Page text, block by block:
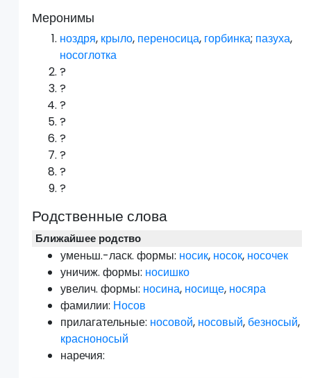
Меронимы
ноздря, крыло, переносица, горбинка; пазуха,
носоглотка
?
?
?
?
?
?
?
?
Родственные слова
Ближайшее родство
уменьш.-ласк. формы: носик, носок, носочек
уничиж. формы: носишко
увелич. формы: носина, носище, носяра
фамилии: Носов
прилагательные: носовой, носовый, безносый,
красноносый
наречия: